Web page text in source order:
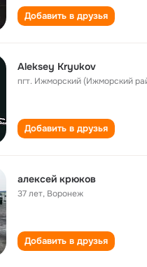
Добавить в друзья
Aleksey Kryukov
пгт. Ижморский (Ижморский
Добавить в друзья
алексей крюков
37 лет, Воронеж
Добавить в друзья